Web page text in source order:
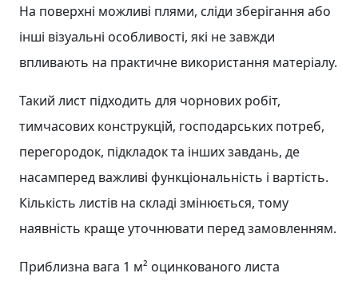
На поверхні можливі плями, сліди зберігання або
інші візуальні особливості, які не завжди
впливають на практичне використання матеріалу.
Такий лист підходить для чорнових робіт,
тимчасових конструкцій, господарських потреб,
перегородок, підкладок та інших завдань, де
насамперед важливі функціональність і вартість.
Кількість листів на складі змінюється, тому
наявність краще уточнювати перед замовленням.
Приблизна вага 1 м² оцинкованого листа